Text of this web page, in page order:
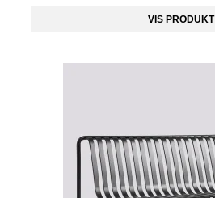
VIS PRODUKT